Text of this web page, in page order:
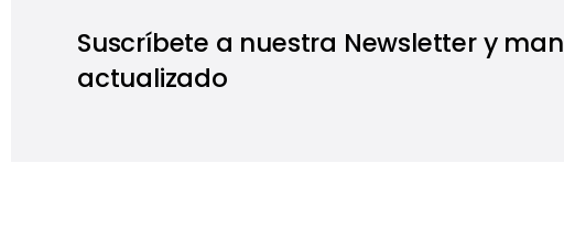
Suscríbete a nuestra Newsletter y
actualizado